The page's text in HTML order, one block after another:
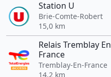
Station U
Brie-Comte-Robert
15,0 km
Relais Tremblay En
France
Tremblay-En-France
14,2 km